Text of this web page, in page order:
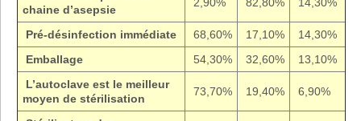
chaine d’asepsie
Pré-désinfection immédiate 68,60% 17,10%
14,30%
Emballage
54,30% 32,60%
13,10%
L’autoclave est le meilleur
moyen de stérilisation
73,70% 19,40% 6,90%